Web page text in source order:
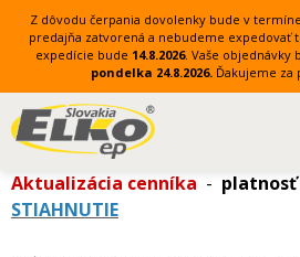
Z dôvodu čerpania dovolenky bude v termíne
predajňa zatvorená a nebudeme expedovať
expedície bude 14.8.2026. Vaše objednávky
pondelka 24.8.2026. Ďakujeme za
Aktualizácia cenníka - platnosť
STIAHNUTIE